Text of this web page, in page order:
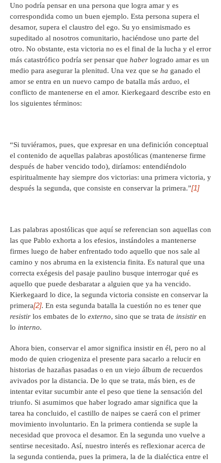
Uno podría pensar en una persona que logra amar y es
correspondida como un buen ejemplo. Esta persona supera el
desamor, supera el claustro del ego. Su yo ensimismado es
supeditado al nosotros comunitario, haciéndose uno parte del
otro. No obstante, esta victoria no es el final de la lucha y el error
más catastrófico podría ser pensar que haber logrado amar es un
medio para asegurar la plenitud. Una vez que se ha ganado el
amor se entra en un nuevo campo de batalla más arduo, el
conflicto de mantenerse en el amor. Kierkegaard describe esto en
los siguientes términos:
“Si tuviéramos, pues, que expresar en una definición conceptual
el contenido de aquellas palabras apostólicas (mantenerse firme
después de haber vencido todo), diríamos: entendiéndolo
espiritualmente hay siempre dos victorias: una primera victoria, y
después la segunda, que consiste en conservar la primera.”[1]
Las palabras apostólicas que aquí se referencian son aquellas con
las que Pablo exhorta a los efesios, instándoles a mantenerse
firmes luego de haber enfrentado todo aquello que nos sale al
camino y nos abruma en la existencia finita. Es natural que una
correcta exégesis del pasaje paulino busque interrogar qué es
aquello que puede desbaratar a alguien que ya ha vencido.
Kierkegaard lo dice, la segunda victoria consiste en conservar la
primera[2]. En esta segunda batalla la cuestión no es tener que
resistir los embates de lo externo, sino que se trata de insistir en
lo interno.
Ahora bien, conservar el amor significa insistir en él, pero no al
modo de quien criogeniza el presente para sacarlo a relucir en
historias de hazañas pasadas o en un viejo álbum de recuerdos
avivados por la distancia. De lo que se trata, más bien, es de
intentar evitar sucumbir ante el peso que tiene la sensación del
triunfo. Si asumimos que haber logrado amar significa que la
tarea ha concluido, el castillo de naipes se caerá con el primer
movimiento involuntario. En la primera contienda se suple la
necesidad que provoca el desamor. En la segunda uno vuelve a
sentirse necesitado. Así, nuestro interés es reflexionar acerca de
la segunda contienda, pues la primera, la de la dialéctica entre el